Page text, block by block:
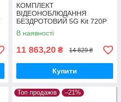
КОМПЛЕКТ
ВІДЕОНОБЛЮДАННЯ
БЕЗДРОТОВИЙ 5G Kit 720P
WIFI НА 8 КАМЕР
В наявності
11 863,20 ₴ 14 829 ₴
Купити
Топ продажів –21%